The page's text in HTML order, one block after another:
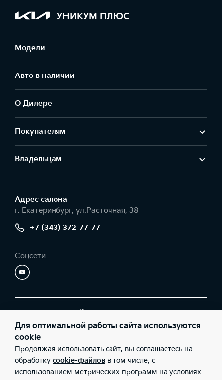
УНИКУМ ПЛЮС
Модели
Авто в наличии
О Дилере
Покупателям
Владельцам
Адрес салонa
г. Екатеринбург, ул.Расточная, 38
+7 (343) 372-77-77
Соцсети
Заказать звонок
© 2026 Юридические лица ООО «Уникум плюс» (Фактический
адрес: г. Екатеринбург, ул.Расточная, 38; Телефон: +7 (343) 372-
77-77; ИНН: 6659210642; ОГРН: 1106659011502), ООО «Киа
Россия и СНГ» (Фактический адрес: г.Москва, Валовая 26;
Для оптимальной работы сайта используются
cookie
Продолжая использовать сайт, вы соглашаетесь на
обработку cookie-файлов в том числе, с
использованием метрических программ на условиях